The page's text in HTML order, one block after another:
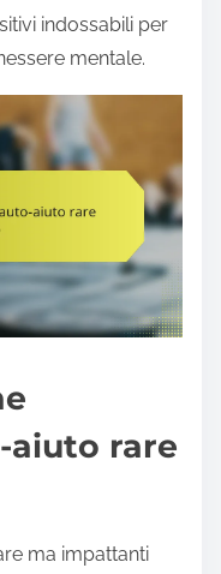
indossabili per
mentale.
rare
ma impattanti